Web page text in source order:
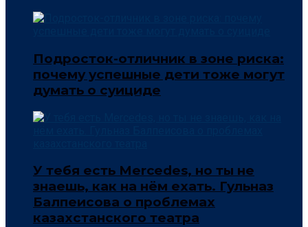
Подросток-отличник в зоне риска:
почему успешные дети тоже могут
думать о суициде
У тебя есть Mercedes, но ты не
знаешь, как на нём ехать. Гульназ
Балпеисова о проблемах
казахстанского театра